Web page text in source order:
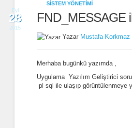
Eyl
28
2015
SISTEM YÖNETIMI
FND_MESSAGE
Yazar Mustafa Korkmaz
Merhaba bugünkü yazımda ,
Uygulama Yazılım Geliştirici
pl sql ile ulaşıp görüntülenmeye